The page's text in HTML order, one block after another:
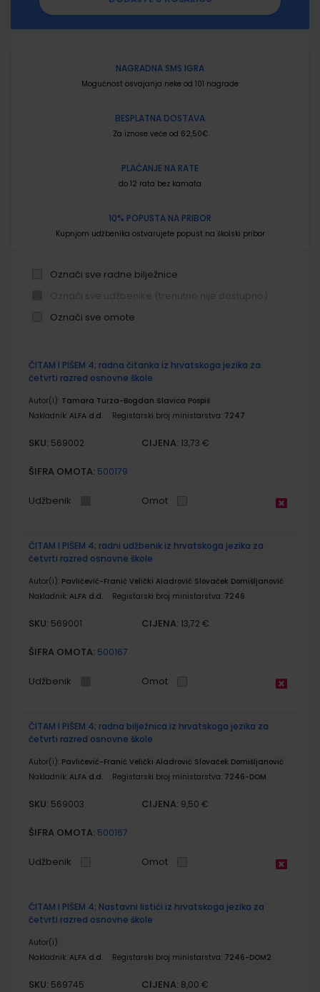
NAGRADNA SMS IGRA
Mogućnost osvajanja neke od 101 nagrade
BESPLATNA DOSTAVA
Za iznose veće od 62,50€
PLAĆANJE NA RATE
do 12 rata bez kamata
10% POPUSTA NA PRIBOR
Kupnjom udžbenika ostvarujete popust na školski pribor
Označi sve radne bilježnice
Označi sve omote
proizvodi
ČITAM I PIŠEM 4; radna čitanka iz hrvatskoga jezika za
četvrti razred osnovne škole
Autor(i): Tamara Turza-Bogdan Slavica Pospiš
Nakladnik: ALFA d.d. Registarski broj ministarstva: 7247
SKU: 569002 CIJENA: 13,73 €
ŠIFRA OMOTA: 500179
Udžbenik Omot
ČITAM I PIŠEM 4; radni udžbenik iz hrvatskoga jezika za
četvrti razred osnovne škole
Autor(i): Pavličević-Franić Velički Aladrović Slovaček Domišljanović
Nakladnik: ALFA d.d. Registarski broj ministarstva: 7246
SKU: 569001 CIJENA: 13,72 €
ŠIFRA OMOTA: 500167
Udžbenik Omot
ČITAM I PIŠEM 4; radna bilježnica iz hrvatskoga jezika za
četvrti razred osnovne škole
Autor(i): Pavličević-Franić Velički Aladrović Slovaček Domišljanović
Nakladnik: ALFA d.d. Registarski broj ministarstva: 7246-DOM
SKU: 569003 CIJENA: 9,50 €
ŠIFRA OMOTA: 500167
Udžbenik Omot
ČITAM I PIŠEM 4; Nastavni listići iz hrvatskoga jezika za
četvrti razred osnovne škole
Autor(i):
Nakladnik: ALFA d.d. Registarski broj ministarstva: 7246-DOM2
SKU: 569745 CIJENA: 8,00 €